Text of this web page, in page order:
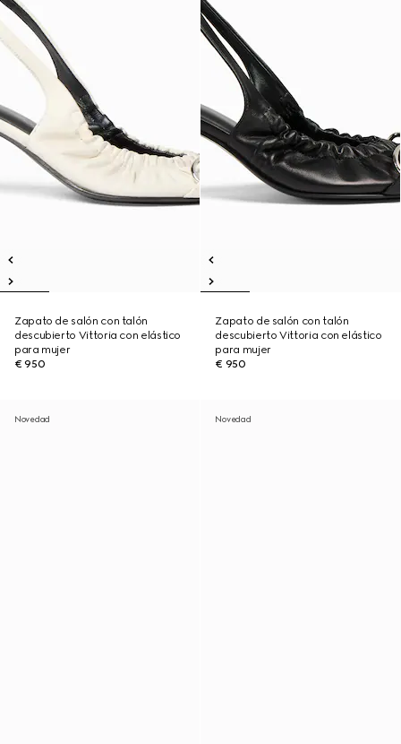
Zapato de salón con talón
descubierto Vittoria con elástico
para mujer
€ 950
Zapato de salón con talón
descubierto Vittoria con elástico
para mujer
€ 950
Novedad Novedad